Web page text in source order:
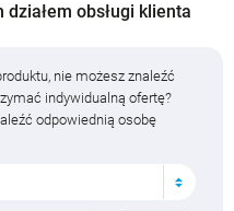
obsługi klienta
nie możesz znaleźć
indywidualną ofertę?
odpowiednią osobę